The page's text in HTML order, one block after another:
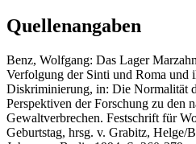
Quellenangaben
Benz, Wolfgang: Das Lager
Verfolgung der Sinti und Roma und
Diskriminierung, in: Die Normalität
Perspektiven der Forschung zu den
Gewaltverbrechen. Festschrift für
Geburtstag, hrsg. v. Grabitz, Helge/